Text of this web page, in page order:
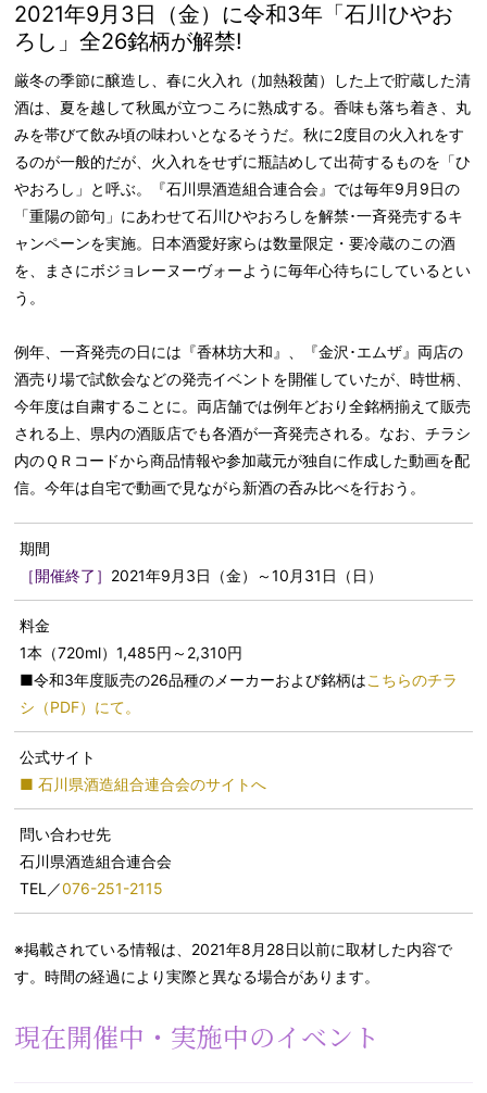
2021年9月3日（金）に令和3年「石川ひやお
ろし」全26銘柄が解禁!
厳冬の季節に醸造し、春に火入れ（加熱殺菌）した上で貯蔵した清
酒は、夏を越して秋風が立つころに熟成する。香味も落ち着き、丸
みを帯びて飲み頃の味わいとなるそうだ。秋に2度目の火入れをす
るのが一般的だが、火入れをせずに瓶詰めして出荷するものを「ひ
やおろし」と呼ぶ。『石川県酒造組合連合会』では毎年9月9日の
「重陽の節句」にあわせて石川ひやおろしを解禁･一斉発売するキ
ャンペーンを実施。日本酒愛好家らは数量限定・要冷蔵のこの酒
を、まさにボジョレーヌーヴォーように毎年心待ちにしているとい
う。
例年、一斉発売の日には『香林坊大和』、『金沢･エムザ』両店の
酒売り場で試飲会などの発売イベントを開催していたが、時世柄、
今年度は自粛することに。両店舗では例年どおり全銘柄揃えて販売
される上、県内の酒販店でも各酒が一斉発売される。なお、チラシ
内のＱＲコードから商品情報や参加蔵元が独自に作成した動画を配
信。今年は自宅で動画で見ながら新酒の呑み比べを行おう。
期間
［開催終了］ 2021年9月3日（金）～10月31日（日）
料金
1本（720ml）1,485円～2,310円
■令和3年度販売の26品種のメーカーおよび銘柄はこちらのチラ
シ（PDF）にて。
公式サイト
■ 石川県酒造組合連合会のサイトへ
問い合わせ先
石川県酒造組合連合会
TEL／076-251-2115
※掲載されている情報は、2021年8月28日以前に取材した内容で
す。時間の経過により実際と異なる場合があります。
現在開催中・実施中のイベント